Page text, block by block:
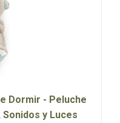
Dormir - Peluche
y Luces